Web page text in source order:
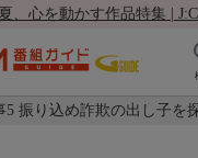
、心を動かす作品特集 |
5 振り込め詐欺の出し子を